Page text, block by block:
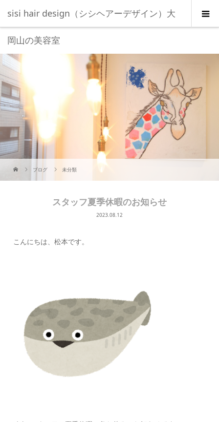
sisi hair design（シシヘアーデザイン）大
岡山の美容室
ブログ 未分類
スタッフ夏季休暇のお知らせ
2023.08.12
こんにちは、松本です。